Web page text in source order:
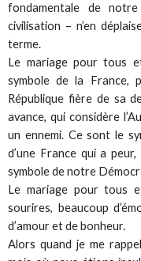
fondamentale de
civilisation – n’en
terme.
Le mariage pour tous
symbole de la France,
République fière de sa
avance, qui considère
un ennemi. Ce sont le
d’une France qui a
symbole de notre
Le mariage pour tous
sourires, beaucoup
d’amour et de bonheur.
Alors quand je me